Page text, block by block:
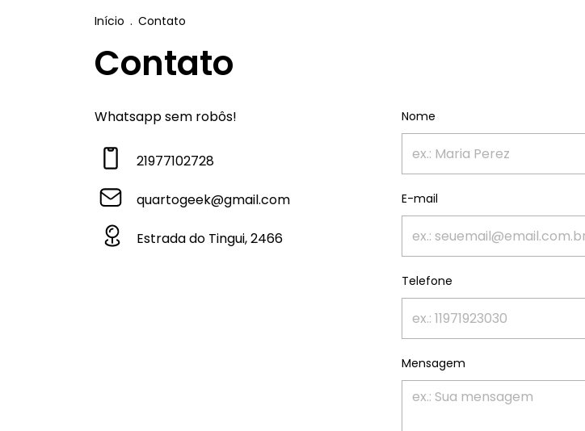
Início . Contato
Contato
Whatsapp sem robôs!
21977102728
quartogeek@gmail.com
Estrada do Tingui, 2466
Nome
E-mail
Telefone
Mensagem